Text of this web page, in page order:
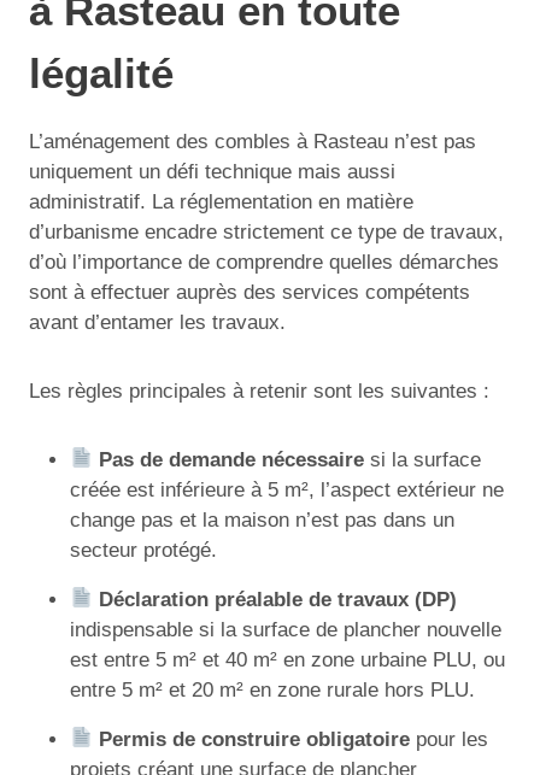
à Rasteau en toute
légalité
L’aménagement des combles à Rasteau n’est pas
uniquement un défi technique mais aussi
administratif. La réglementation en matière
d’urbanisme encadre strictement ce type de travaux,
d’où l’importance de comprendre quelles démarches
sont à effectuer auprès des services compétents
avant d’entamer les travaux.
Les règles principales à retenir sont les suivantes :
Pas de demande nécessaire si la surface
créée est inférieure à 5 m², l’aspect extérieur ne
change pas et la maison n’est pas dans un
secteur protégé.
Déclaration préalable de travaux (DP)
indispensable si la surface de plancher nouvelle
est entre 5 m² et 40 m² en zone urbaine PLU, ou
entre 5 m² et 20 m² en zone rurale hors PLU.
Permis de construire obligatoire pour les
projets créant une surface de plancher